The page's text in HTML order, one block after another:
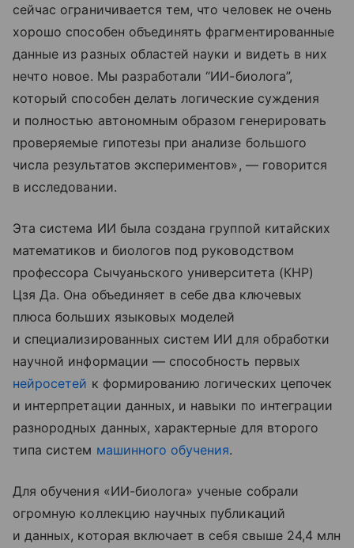
сейчас ограничивается тем, что человек не очень
хорошо способен объединять фрагментированные
данные из разных областей науки и видеть в них
нечто новое. Мы разработали “ИИ-биолога”,
который способен делать логические суждения
и полностью автономным образом генерировать
проверяемые гипотезы при анализе большого
числа результатов экспериментов», — говорится
в исследовании.
Эта система ИИ была создана группой китайских
математиков и биологов под руководством
профессора Сычуаньского университета (КНР)
Цзя Да. Она объединяет в себе два ключевых
плюса больших языковых моделей
и специализированных систем ИИ для обработки
научной информации — способность первых
нейросетей к формированию логических цепочек
и интерпретации данных, и навыки по интеграции
разнородных данных, характерные для второго
типа систем машинного обучения.
Для обучения «ИИ-биолога» ученые собрали
огромную коллекцию научных публикаций
и данных, которая включает в себя свыше 24,4 млн